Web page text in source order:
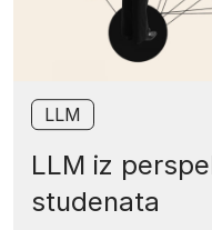
LLM
LLM iz
studenata